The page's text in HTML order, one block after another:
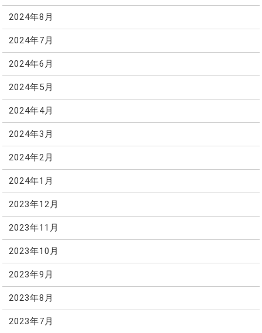
2024年8月
2024年7月
2024年6月
2024年5月
2024年4月
2024年3月
2024年2月
2024年1月
2023年12月
2023年11月
2023年10月
2023年9月
2023年8月
2023年7月